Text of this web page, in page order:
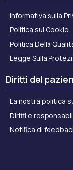
Informativa sulla
Politica sui Cookie
Politica Della
Legge Sulla
Diritti del
La nostra politica
Diritti e
Notifica di